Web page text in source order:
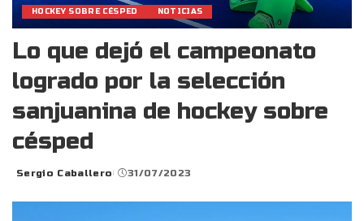
HOCKEY SOBRE CÉSPED NOTICIAS
Lo que dejó el campeonato
logrado por la selección
sanjuanina de hockey sobre
césped
Posted
Sergio Caballero 31/07/2023